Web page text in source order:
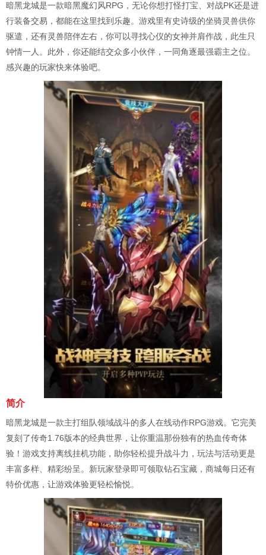
暗黑龙城是一款暗黑魔幻风RPG，无论你想打怪打宝、对战PK还是进
行装备交易，都能在这里找到乐趣。游戏里有史诗级的坐骑灵兽供你
驱遣，还有灵兽陪伴左右，你可以寻找心仪的女神并肩作战，此生只
钟情一人。此外，你还能结交众多小伙伴，一同角逐最强霸主之位。
感兴趣的玩家快来体验吧。
简介
暗黑龙城是一款主打组队领域战斗的多人在线动作RPG游戏。它完美
复刻了传奇1.76版本的经典世界，让你重温那份独有的热血传奇体
验！游戏支持离线挂机功能，助你轻松提升战斗力，玩法与活动更是
丰富多样、精彩纷呈。新玩家登录即可领取钻石宝藏，商城每日还有
特价优惠，让游戏体验更轻松愉悦。